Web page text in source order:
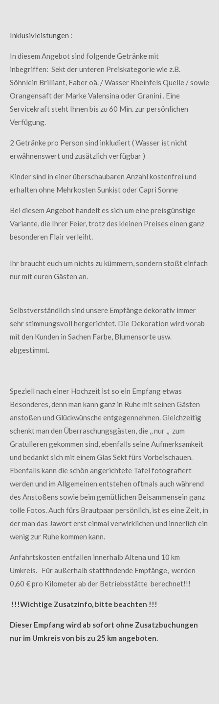
Inklusivleistungen :
In diesem Angebot sind folgende Getränke mit
inbegriffen: Sekt der unteren Preiskategorie wie z.B.
Söhnlein Brilliant, Faber oä. / Wasser Rheinfels Quelle / sowie
Orangensaft der Marke Valensina oder Granini . Eine
Servicekraft steht Ihnen bis zu 60 Min. zur persönlichen
Verfügung.
2 Getränke pro Person sind inkludiert ( Wasser ist nicht
erwähnenswert und zusätzlich verfügbar )
Kinder sind in einer überschaubaren Anzahl kostenfrei und
erhalten ohne Mehrkosten Sunkist oder Capri Sonne
Bei diesem Angebot handelt es sich um eine preisgünstige
Variante, die Ihrer Feier, trotz des kleinen Preises einen ganz
besonderen Flair verleiht.
Ihr braucht euch um nichts zu kümmern, sondern stoßt einfach
nur mit euren Gästen an.
Selbstverständlich sind unsere Empfänge dekorativ immer
sehr stimmungsvoll hergerichtet. Die Dekoration wird vorab
mit den Kunden in Sachen Farbe, Blumensorte usw.
abgestimmt.
Speziell nach einer Hochzeit ist so ein Empfang etwas
Besonderes, denn man kann ganz in Ruhe mit seinen Gästen
anstoßen und Glückwünsche entgegennehmen. Gleichzeitig
schenkt man den Überraschungsgästen, die ,, nur ,, zum
Gratulieren gekommen sind, ebenfalls seine Aufmerksamkeit
und bedankt sich mit einem Glas Sekt fürs Vorbeischauen.
Ebenfalls kann die schön angerichtete Tafel fotografiert
werden und im Allgemeinen entstehen oftmals auch während
des Anstoßens sowie beim gemütlichen Beisammensein ganz
tolle Fotos. Auch fürs Brautpaar persönlich, ist es eine Zeit, in
der man das Jawort erst einmal verwirklichen und innerlich ein
wenig zur Ruhe kommen kann.
Anfahrtskosten entfallen innerhalb Altena und 10 km
Umkreis. Für außerhalb stattfindende Empfänge, werden
0,60 € pro Kilometer ab der Betriebsstätte berechnet!!!
!!!Wichtige Zusatzinfo, bitte beachten !!!
Dieser Empfang wird ab sofort ohne Zusatzbuchungen
nur im Umkreis von bis zu 25 km angeboten.